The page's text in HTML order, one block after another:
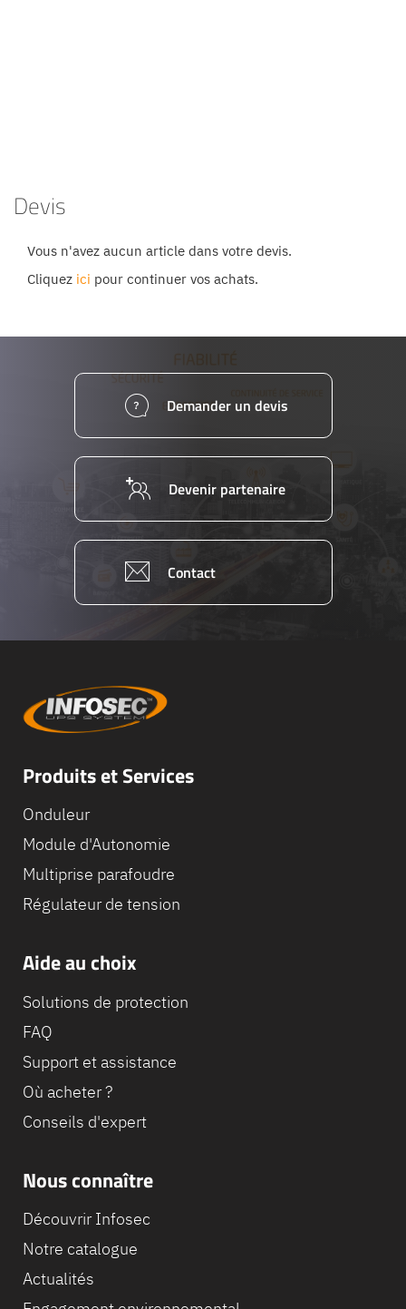
Devis
Vous n'avez aucun article dans votre devis.
Cliquez ici pour continuer vos achats.
Demander un devis
Devenir partenaire
Contact
Produits et Services
Onduleur
Module d'Autonomie
Multiprise parafoudre
Régulateur de tension
Aide au choix
Solutions de protection
FAQ
Support et assistance
Où acheter ?
Conseils d'expert
Nous connaître
Découvrir Infosec
Notre catalogue
Actualités